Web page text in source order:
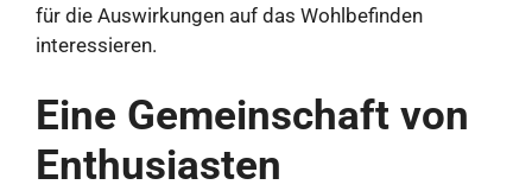
für die Auswirkungen auf das Wohlbefinden
interessieren.
Eine Gemeinschaft von
Enthusiasten